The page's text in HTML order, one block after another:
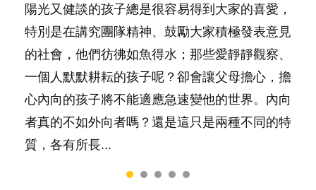
陽光又健談的孩子總是很容易得到大家的喜愛，
特別是在講究團隊精神、鼓勵大家積極發表意見
的社會，他們彷彿如魚得水；那些愛靜靜觀察、
一個人默默耕耘的孩子呢？卻會讓父母擔心，擔
心內向的孩子將不能適應急速變他的世界。內向
者真的不如外向者嗎？還是這只是兩種不同的特
質，各有所長...
有人話學多種語言越早開始越好，有人卻說一時
間太多語言，會令孩子感到混淆，到底誰是誰
非？聽聽專家怎樣說，解開語言學習的迷思～...
你是不是也曾經以為只要跟相愛的人結婚，就自
然能走到白頭，但生了孩子卻發現事情不如你所
料？ 經營婚姻，不如我們想像的簡單，卻也不
是大家說得那麼難。一起來認識婚姻的真相！...
很多父母都希望孩子係個「叻仔叻女」，學業別
太差，日常自理井井有條。這樣的孩子是萬中無
一，還是魚與熊掌，不能兼得？...
照顧孩子衣食住行、陪同兒女應對功課測驗，還
要陪玩製造親子時間，尚要處理家中雜項要
務……當父母的，有千百個任務要做。可惜，有
一樣重要至極的，總被遺漏——關注自己的情緒
和心理健康。...